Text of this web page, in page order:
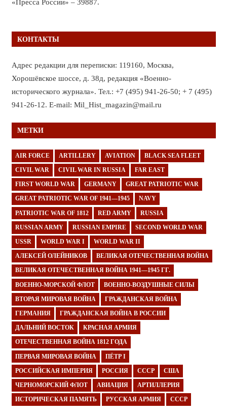
«Пресса России» – 39887.
КОНТАКТЫ
Адрес редакции для переписки: 119160, Москва,
Хорошёвское шоссе, д. 38д, редакция «Военно-
исторического журнала». Тел.: +7 (495) 941-26-50; + 7 (495)
941-26-12. E-mail: Mil_Hist_magazin@mail.ru
МЕТКИ
AIR FORCE ARTILLERY AVIATION BLACK SEA FLEET
CIVIL WAR CIVIL WAR IN RUSSIA FAR EAST
FIRST WORLD WAR GERMANY GREAT PATRIOTIC WAR
GREAT PATRIOTIC WAR OF 1941—1945 NAVY
PATRIOTIC WAR OF 1812 RED ARMY RUSSIA
RUSSIAN ARMY RUSSIAN EMPIRE SECOND WORLD WAR
USSR WORLD WAR I WORLD WAR II
АЛЕКСЕЙ ОЛЕЙНИКОВ ВЕЛИКАЯ ОТЕЧЕСТВЕННАЯ ВОЙНА
ВЕЛИКАЯ ОТЕЧЕСТВЕННАЯ ВОЙНА 1941—1945 ГГ.
ВОЕННО-МОРСКОЙ ФЛОТ ВОЕННО-ВОЗДУШНЫЕ СИЛЫ
ВТОРАЯ МИРОВАЯ ВОЙНА ГРАЖДАНСКАЯ ВОЙНА
ГЕРМАНИЯ ГРАЖДАНСКАЯ ВОЙНА В РОССИИ
ДАЛЬНИЙ ВОСТОК КРАСНАЯ АРМИЯ
ОТЕЧЕСТВЕННАЯ ВОЙНА 1812 ГОДА
ПЕРВАЯ МИРОВАЯ ВОЙНА ПЁТР I
РОССИЙСКАЯ ИМПЕРИЯ РОССИЯ СССР США
ЧЕРНОМОРСКИЙ ФЛОТ АВИАЦИЯ АРТИЛЛЕРИЯ
ИСТОРИЧЕСКАЯ ПАМЯТЬ РУССКАЯ АРМИЯ СССР